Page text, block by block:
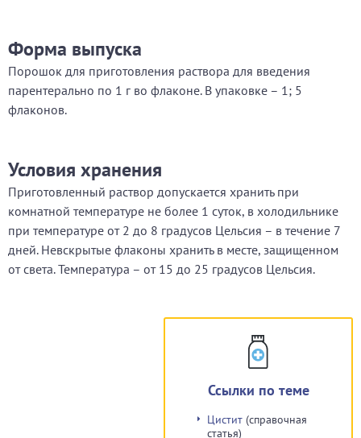
Форма выпуска
Порошок для приготовления раствора для введения
парентерально по 1 г во флаконе. В упаковке – 1; 5
флаконов.
Условия хранения
Приготовленный раствор допускается хранить при
комнатной температуре не более 1 суток, в холодильнике
при температуре от 2 до 8 градусов Цельсия – в течение 7
дней. Невскрытые флаконы хранить в месте, защищенном
от света. Температура – от 15 до 25 градусов Цельсия.
Ссылки по теме
Цистит (справочная
статья)